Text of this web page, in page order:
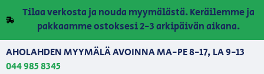
Tilaa verkosta ja nouda myymälästä. Keräilemme ja
pakkaamme ostoksesi 2-3 arkipäivän aikana.
AHOLAHDEN MYYMÄLÄ AVOINNA MA-PE 8-17, LA 9-13
044 985 8345